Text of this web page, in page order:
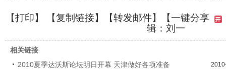
【打印】 【复制链接】【转发邮件】
【一键分享
辑：刘一
相关链接
2010夏季达沃斯论坛明日开幕 天津做好各项准备